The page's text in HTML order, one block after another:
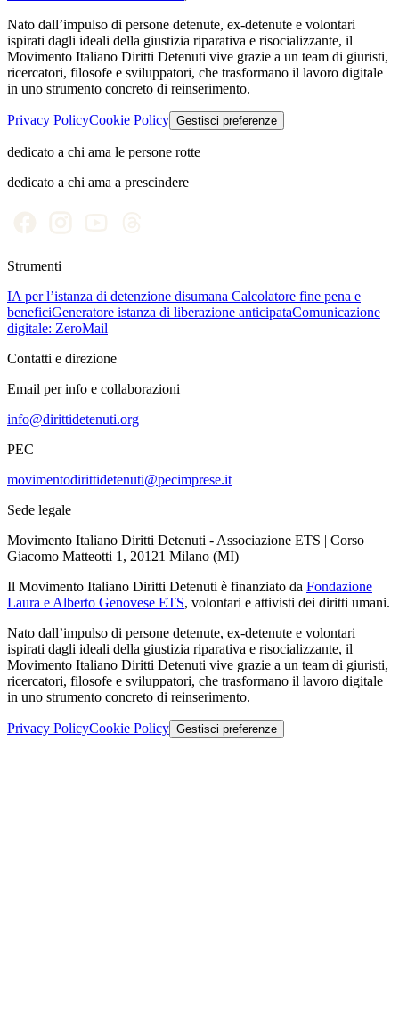
Nato dall’impulso di persone detenute, ex-detenute e volontari
ispirati dagli ideali della giustizia riparativa e risocializzante, il
Movimento Italiano Diritti Detenuti vive grazie a un team di giuristi,
ricercatori, filosofe e sviluppatori, che trasformano il lavoro digitale
in uno strumento concreto di reinserimento.
Privacy PolicyCookie Policy Gestisci preferenze
dedicato a chi ama le persone rotte
dedicato a chi ama a prescindere
Strumenti
IA per l’istanza di detenzione disumana Calcolatore fine pena e
beneficiGeneratore istanza di liberazione anticipataComunicazione
digitale: ZeroMail
Contatti e direzione
Email per info e collaborazioni
info@dirittidetenuti.org
PEC
movimentodirittidetenuti@pecimprese.it
Sede legale
Movimento Italiano Diritti Detenuti - Associazione ETS | Corso
Giacomo Matteotti 1, 20121 Milano (MI)
Il Movimento Italiano Diritti Detenuti è finanziato da Fondazione
Laura e Alberto Genovese ETS, volontari e attivisti dei diritti umani.
Nato dall’impulso di persone detenute, ex-detenute e volontari
ispirati dagli ideali della giustizia riparativa e risocializzante, il
Movimento Italiano Diritti Detenuti vive grazie a un team di giuristi,
ricercatori, filosofe e sviluppatori, che trasformano il lavoro digitale
in uno strumento concreto di reinserimento.
Privacy PolicyCookie Policy Gestisci preferenze